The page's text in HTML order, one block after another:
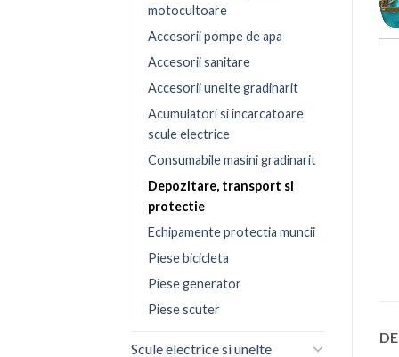
motocultoare
Accesorii pompe de apa
Accesorii sanitare
Accesorii unelte gradinarit
Acumulatori si incarcatoare
scule electrice
Consumabile masini gradinarit
Depozitare, transport si
protectie
Echipamente protectia muncii
Piese bicicleta
Piese generator
Piese scuter
Scule electrice si unelte